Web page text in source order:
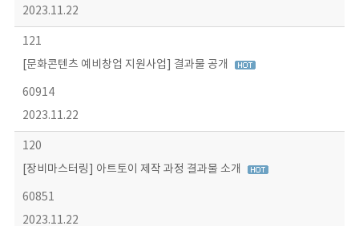
2023.11.22
121
[문화콘텐츠 예비창업 지원사업] 결과물 공개
60914
2023.11.22
120
[장비마스터링] 아트토이 제작 과정 결과물 소개
60851
2023.11.22